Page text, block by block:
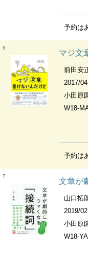
予約は
6
マジ文章書け
前田安
2017/04
小田原
W18-
予約は
7
文章が
山口拓
2019/02
小田原
W18-